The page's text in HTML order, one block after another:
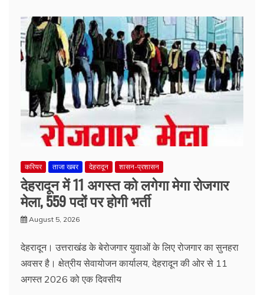
करियर ताजा खबर देहरादून शासन-प्रशासन
देहरादून में 11 अगस्त को लगेगा मेगा रोजगार
मेला, 559 पदों पर होगी भर्ती
August 5, 2026
देहरादून। उत्तराखंड के बेरोजगार युवाओं के लिए रोजगार का सुनहरा
अवसर है। क्षेत्रीय सेवायोजन कार्यालय, देहरादून की ओर से 11
अगस्त 2026 को एक दिवसीय